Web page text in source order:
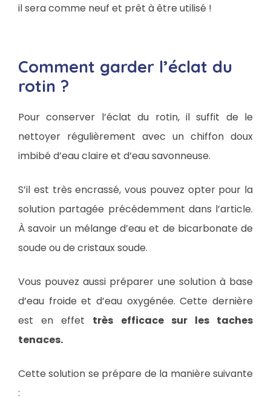
il sera comme neuf et prêt à être utilisé !
Comment garder l’éclat du
rotin ?
Pour conserver l’éclat du rotin, il suffit de le
nettoyer régulièrement avec un chiffon doux
imbibé d’eau claire et d’eau savonneuse.
S’il est très encrassé, vous pouvez opter pour la
solution partagée précédemment dans l’article.
À savoir un mélange d’eau et de bicarbonate de
soude ou de cristaux soude.
Vous pouvez aussi préparer une solution à base
d’eau froide et d’eau oxygénée. Cette dernière
est en effet très efficace sur les taches
tenaces.
Cette solution se prépare de la manière suivante
: